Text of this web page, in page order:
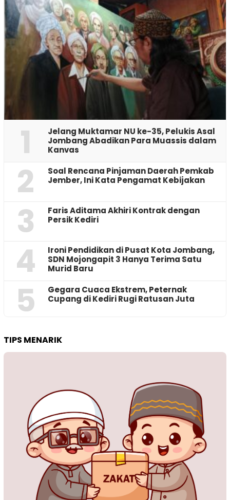
1
Jelang Muktamar NU ke-35, Pelukis Asal
Jombang Abadikan Para Muassis dalam
Kanvas
2
‎Soal Rencana Pinjaman Daerah Pemkab
Jember, Ini Kata Pengamat Kebijakan ‎
3
Faris Aditama Akhiri Kontrak dengan
Persik Kediri
4
Ironi Pendidikan di Pusat Kota Jombang,
SDN Mojongapit 3 Hanya Terima Satu
Murid Baru
5
‎Gegara Cuaca Ekstrem, Peternak
Cupang di Kediri Rugi Ratusan Juta
TIPS MENARIK